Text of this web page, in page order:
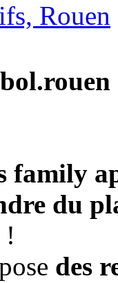
Rouen
family
du
!
des